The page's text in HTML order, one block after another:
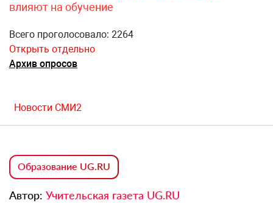
влияют на обучение
Всего проголосовало: 2264
Открыть отдельно
Архив опросов
Новости СМИ2
Образование UG.RU
Автор: Учительская газета UG.RU